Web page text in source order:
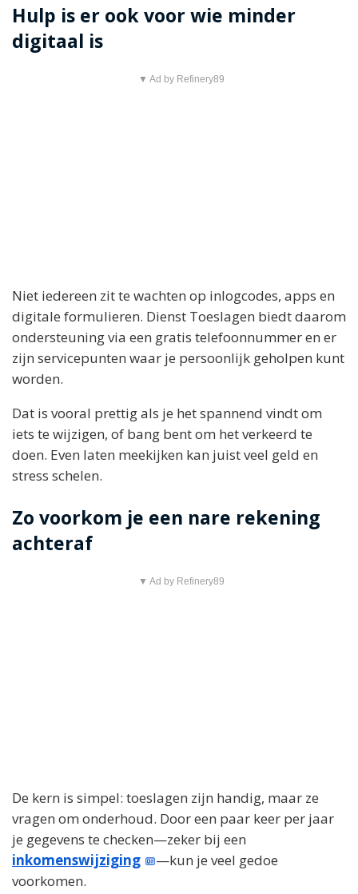
Hulp is er ook voor wie minder
digitaal is
▼ Ad by Refinery89
Niet iedereen zit te wachten op inlogcodes, apps en
digitale formulieren. Dienst Toeslagen biedt daarom
ondersteuning via een gratis telefoonnummer en er
zijn servicepunten waar je persoonlijk geholpen kunt
worden.
Dat is vooral prettig als je het spannend vindt om
iets te wijzigen, of bang bent om het verkeerd te
doen. Even laten meekijken kan juist veel geld en
stress schelen.
Zo voorkom je een nare rekening
achteraf
▼ Ad by Refinery89
De kern is simpel: toeslagen zijn handig, maar ze
vragen om onderhoud. Door een paar keer per jaar
je gegevens te checken—zeker bij een
inkomenswijziging
—kun je veel gedoe
voorkomen.